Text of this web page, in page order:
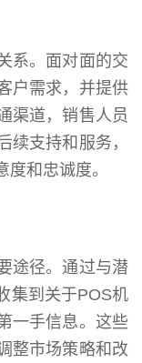
系。面对面的交
户需求，并提供
渠道，销售人员
续支持和服务，
和忠诚度。
途径。通过与潜
集到关于POS机
一手信息。这些
整市场策略和改